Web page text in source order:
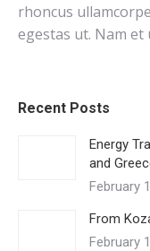
rhoncus
egestas ut. Nam
Recent Posts
Energy
and
February
From
February